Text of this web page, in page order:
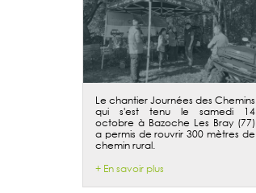
Le chantier Journées des Chemins
qui s'est tenu le samedi 14
octobre à Bazoche Les Bray (77)
a permis de rouvrir 300 mètres de
chemin rural.
+ En savoir plus